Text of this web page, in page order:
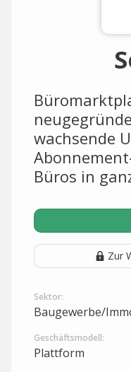
wachsende
Büros in
Zur
Sektor:
Baugewerbe/
Geschäftsmodell:
Plattform